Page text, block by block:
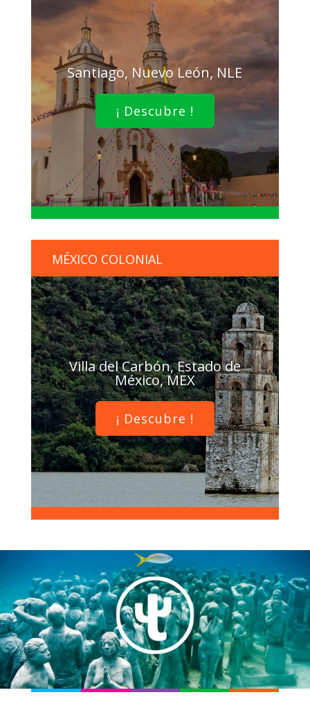
Santiago, Nuevo León, NLE
¡ Descubre !
MÉXICO COLONIAL
Villa del Carbón, Estado de
México, MEX
¡ Descubre !